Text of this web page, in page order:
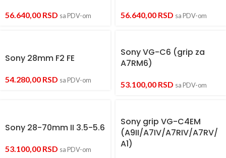
56.640,00 RSD sa PDV-om 56.640,00 RSD sa PDV-om
Sony 28mm F2 FE
54.280,00 RSD sa PDV-om
Sony VG-C6 (grip za
A7RM6)
53.100,00 RSD sa PDV-om
Sony 28-70mm II 3.5-5.6
53.100,00 RSD sa PDV-om
Sony grip VG-C4EM
(A9II/A7IV/A7RIV/A7RV/
A1)